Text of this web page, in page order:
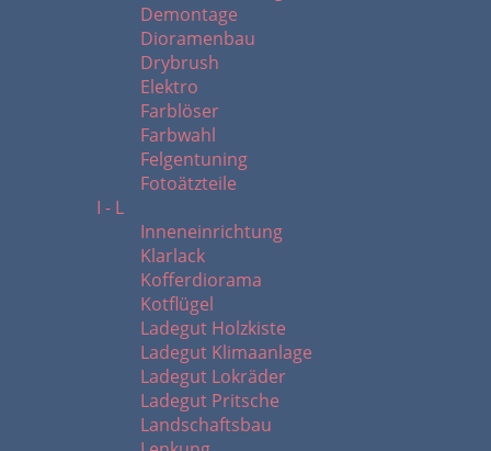
Demontage
Dioramenbau
Drybrush
Elektro
Farblöser
Farbwahl
Felgentuning
Fotoätzteile
I - L
Inneneinrichtung
Klarlack
Kofferdiorama
Kotflügel
Ladegut Holzkiste
Ladegut Klimaanlage
Ladegut Lokräder
Ladegut Pritsche
Landschaftsbau